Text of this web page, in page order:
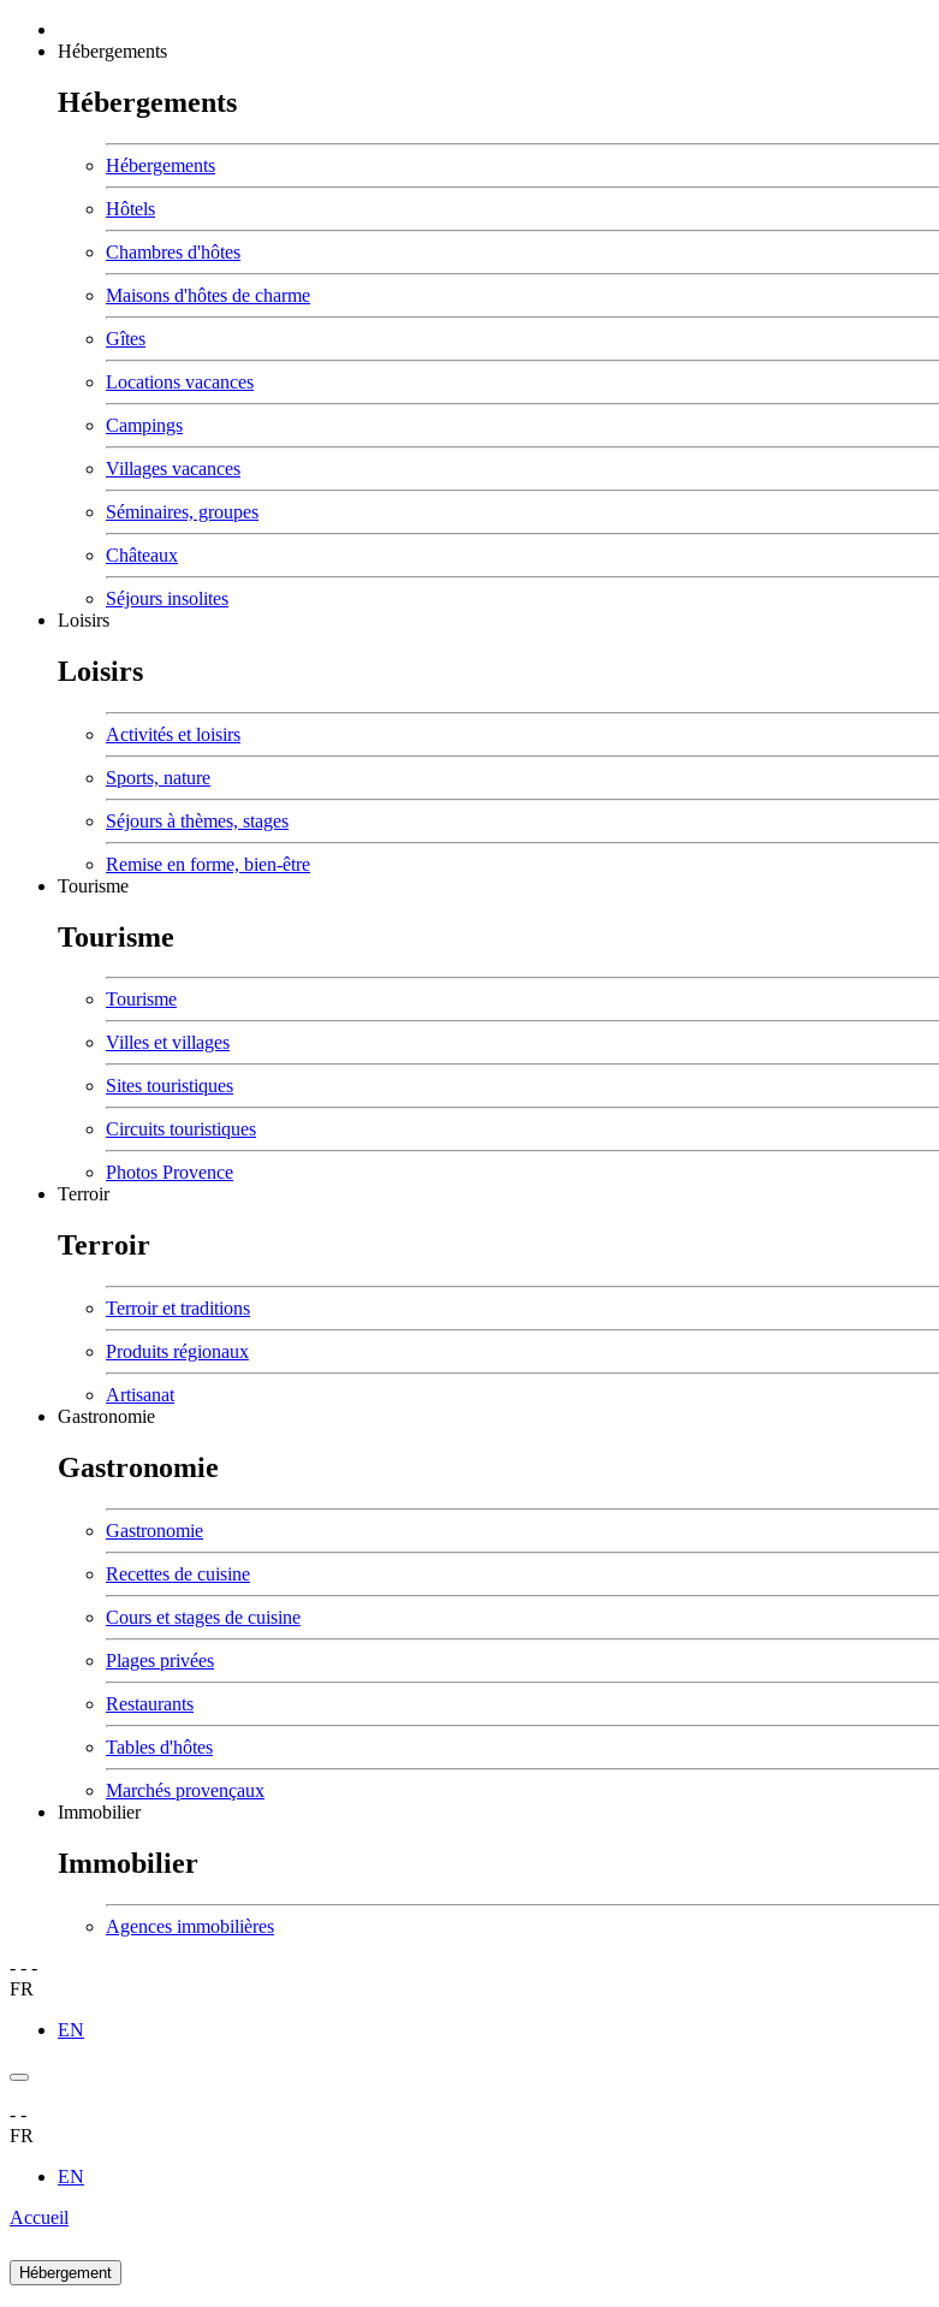
Hébergements
Hébergements
Hébergements
Hôtels
Chambres d'hôtes
Maisons d'hôtes de charme
Gîtes
Locations vacances
Campings
Villages vacances
Séminaires, groupes
Châteaux
Séjours insolites
Loisirs
Loisirs
Activités et loisirs
Sports, nature
Séjours à thèmes, stages
Remise en forme, bien-être
Tourisme
Tourisme
Tourisme
Villes et villages
Sites touristiques
Circuits touristiques
Photos Provence
Terroir
Terroir
Terroir et traditions
Produits régionaux
Artisanat
Gastronomie
Gastronomie
Gastronomie
Recettes de cuisine
Cours et stages de cuisine
Plages privées
Restaurants
Tables d'hôtes
Marchés provençaux
Immobilier
Immobilier
Agences immobilières
- - -
FR
EN
- -
FR
EN
Accueil
Hébergement